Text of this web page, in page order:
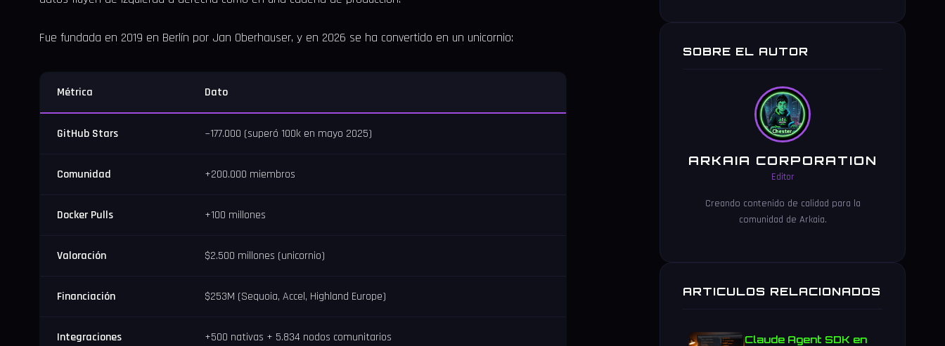
Fue fundada en 2019 en Berlín por Jan Oberhauser, y en 2026 se ha convertido en un unicornio:
Métrica Dato
GitHub Stars ~177.000 (superó 100k en mayo 2025)
Comunidad +200.000 miembros
Docker Pulls +100 millones
Valoración $2.500 millones (unicornio)
Financiación $253M (Sequoia, Accel, Highland Europe)
Integraciones +500 nativas + 5.834 nodos comunitarios
SOBRE EL AUTOR
ARKAIA CORPORATION
Editor
Creando contenido de calidad para la
comunidad de Arkaia.
ARTICULOS RELACIONADOS
Claude Agent SDK en